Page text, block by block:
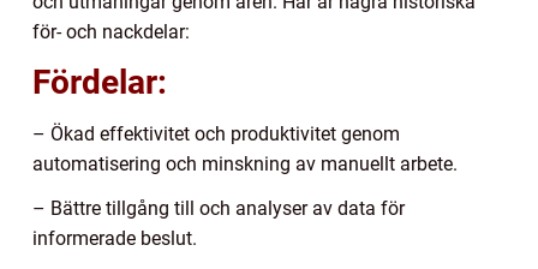
för- och nackdelar:
Fördelar:
– Ökad effektivitet och produktivitet genom
automatisering och minskning av manuellt arbete.
– Bättre tillgång till och analyser av data för
informerade beslut.